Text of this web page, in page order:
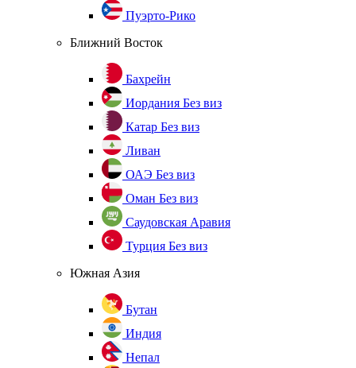
Пуэрто-Рико
Ближний Восток
Бахрейн
Иордания Без виз
Катар Без виз
Ливан
ОАЭ Без виз
Оман Без виз
Саудовская Аравия
Турция Без виз
Южная Азия
Бутан
Индия
Непал